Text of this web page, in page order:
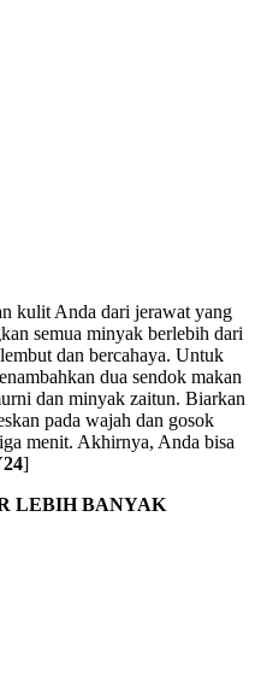
kulit Anda dari jerawat yang
semua minyak berlebih dari
dan bercahaya. Untuk
dua sendok makan
dan minyak zaitun. Biarkan
pada wajah dan gosok
menit. Akhirnya, Anda bisa
]
LEBIH BANYAK